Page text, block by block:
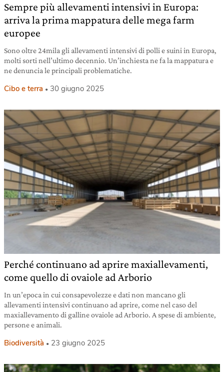
Sempre più allevamenti intensivi in Europa:
arriva la prima mappatura delle mega farm
europee
Sono oltre 24mila gli allevamenti intensivi di polli e suini in Europa,
molti sorti nell’ultimo decennio. Un’inchiesta ne fa la mappatura e
ne denuncia le principali problematiche.
Cibo e terra 30 giugno 2025
Perché continuano ad aprire maxiallevamenti,
come quello di ovaiole ad Arborio
In un’epoca in cui consapevolezze e dati non mancano gli
allevamenti intensivi continuano ad aprire, come nel caso del
maxiallevamento di galline ovaiole ad Arborio. A spese di ambiente,
persone e animali.
Biodiversità 23 giugno 2025